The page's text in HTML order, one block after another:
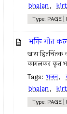
bhajan,
Type: PAGE
भक्ति गीत
खास हितचिंतक व
कागलकर कृत
Tags: भजन,
bhajan,
Type: PAGE